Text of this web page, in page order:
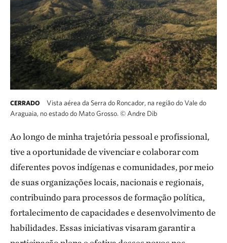
CERRADO
Vista aérea da Serra do Roncador, na região do Vale do
Araguaia, no estado do Mato Grosso. © Andre Dib
Ao longo de minha trajetória pessoal e profissional,
tive a oportunidade de vivenciar e colaborar com
diferentes povos indígenas e comunidades, por meio
de suas organizações locais, nacionais e regionais,
contribuindo para processos de formação política,
fortalecimento de capacidades e desenvolvimento de
habilidades. Essas iniciativas visaram garantir a